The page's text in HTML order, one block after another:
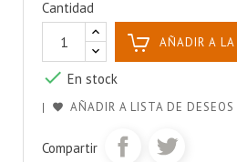
Cantidad
AÑADIR A
 En stock
AÑADIR A LISTA DE DESEOS
Compartir